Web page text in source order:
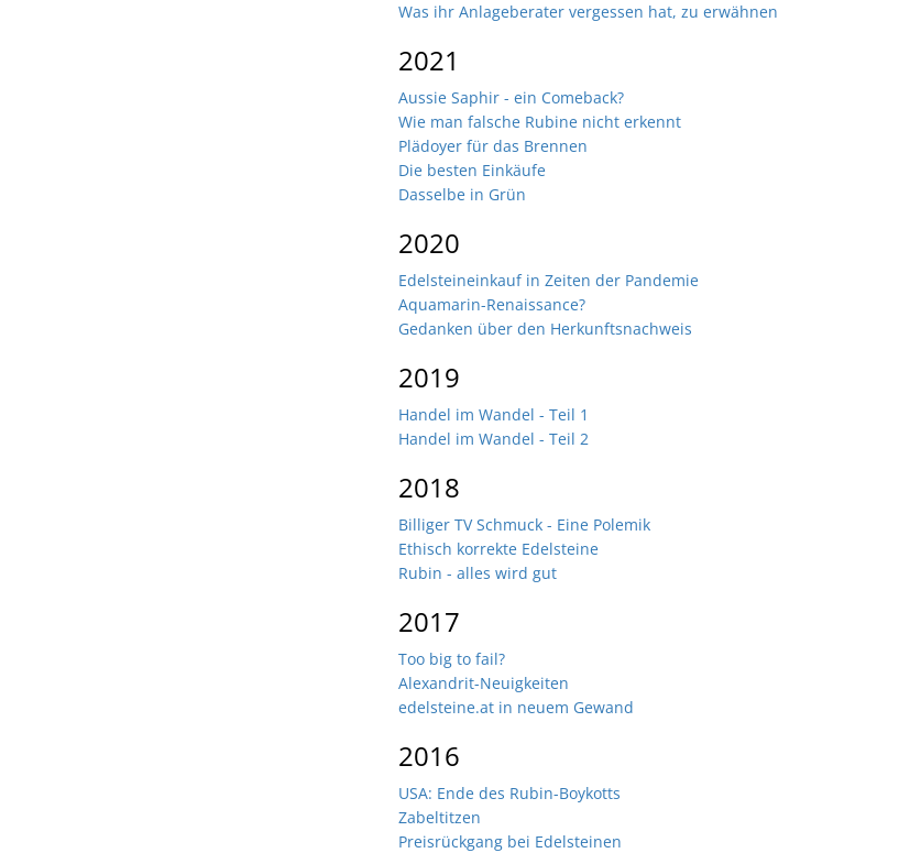
Was ihr Anlageberater vergessen hat, zu erwähnen
2021
Aussie Saphir - ein Comeback?
Wie man falsche Rubine nicht erkennt
Plädoyer für das Brennen
Die besten Einkäufe
Dasselbe in Grün
2020
Edelsteineinkauf in Zeiten der Pandemie
Aquamarin-Renaissance?
Gedanken über den Herkunftsnachweis
2019
Handel im Wandel - Teil 1
Handel im Wandel - Teil 2
2018
Billiger TV Schmuck - Eine Polemik
Ethisch korrekte Edelsteine
Rubin - alles wird gut
2017
Too big to fail?
Alexandrit-Neuigkeiten
edelsteine.at in neuem Gewand
2016
USA: Ende des Rubin-Boykotts
Zabeltitzen
Preisrückgang bei Edelsteinen